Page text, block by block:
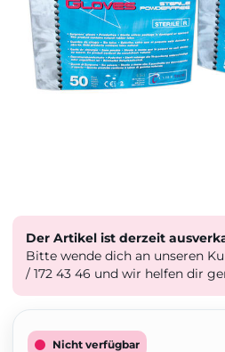
Der Artikel ist derzeit
Bitte wende dich an unseren
/ 172 43 46 und wir helfen dir
Nicht verfügbar